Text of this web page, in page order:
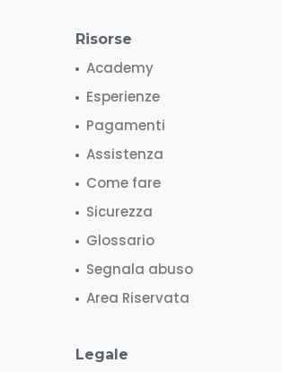
Risorse
Academy
Esperienze
Pagamenti
Assistenza
Come fare
Sicurezza
Glossario
Segnala abuso
Area Riservata
Legale